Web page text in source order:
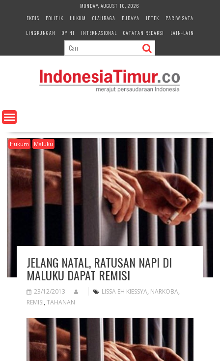
e
n
MONDAY, AUGUST 10, 2026
EKBIS
POLITIK HUKUM OLAHRAGA BUDAYA IPTEK
PARIWISATA
LINGKUNGAN
OPINI INTERNASIONAL CATATAN REDAKSI LAIN-LAIN
Hukum Maluku
JELANG NATAL, RATUSAN NAPI DI
MALUKU DAPAT REMISI
23/12/2013 LISSA EH KIESSYA, NARKOBA,
REMISI, TAHANAN